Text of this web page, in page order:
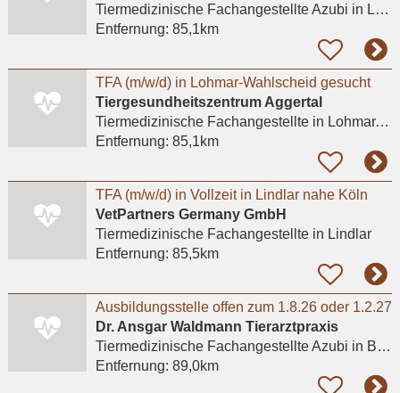
Tiermedizinische Fachangestellte Azubi in Lohmar, Wahlscheid
Entfernung: 85,1km
TFA (m/w/d) in Lohmar-Wahlscheid gesucht
Tiergesundheitszentrum Aggertal
Tiermedizinische Fachangestelltein Lohmar, Wahlscheid
Entfernung: 85,1km
TFA (m/w/d) in Vollzeit in Lindlar nahe Köln
VetPartners Germany GmbH
Tiermedizinische Fachangestelltein Lindlar
Entfernung: 85,5km
Ausbildungsstelle offen zum 1.8.26 oder 1.2.27
Dr. Ansgar Waldmann Tierarztpraxis
Tiermedizinische Fachangestellte Azubi in Bonn
Entfernung: 89,0km